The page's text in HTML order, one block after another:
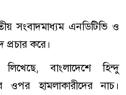
সংবাদমাধ্যম এনডিটিভি ও
করে।
বাংলাদেশে হিন্দু
ওপর হামলাকারীদের নাচ।